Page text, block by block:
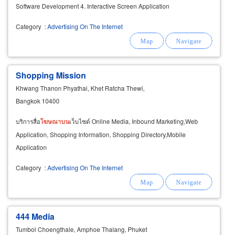
Software Development 4. Interactive Screen Application
Category :Advertising On The Internet
Shopping Mission
Khwang Thanon Phyathai, Khet Ratcha Thewi,
Bangkok 10400
บริการสื่อโฆษณาบนเว็บไซด์ Online Media, Inbound Marketing,Web
Application, Shopping Information, Shopping Directory,Mobile
Application
Category :Advertising On The Internet
444 Media
Tumbol Choengthale, Amphoe Thalang, Phuket